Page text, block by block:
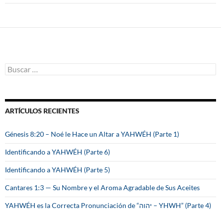
B
u
a
r
ARTÍCULOS RECIENTES
Génesis 8:20 – Noé le Hace un Altar a YAHWÉH (Parte 1)
Identificando a YAHWÉH (Parte 6)
Identificando a YAHWÉH (Parte 5)
Cantares 1:3 — Su Nombre y el Aroma Agradable de Sus Aceites
YAHWÉH es la Correcta Pronunciación de “יהוה – YHWH” (Parte 4)